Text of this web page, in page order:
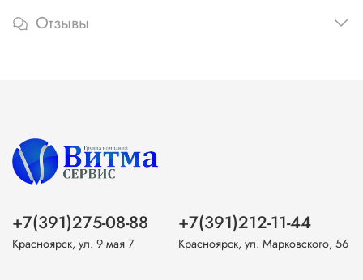
Отзывы
+7(391)275-08-88
Красноярск, ул. 9 мая 7
+7(391)212-11-44
Красноярск, ул. Марковского, 56